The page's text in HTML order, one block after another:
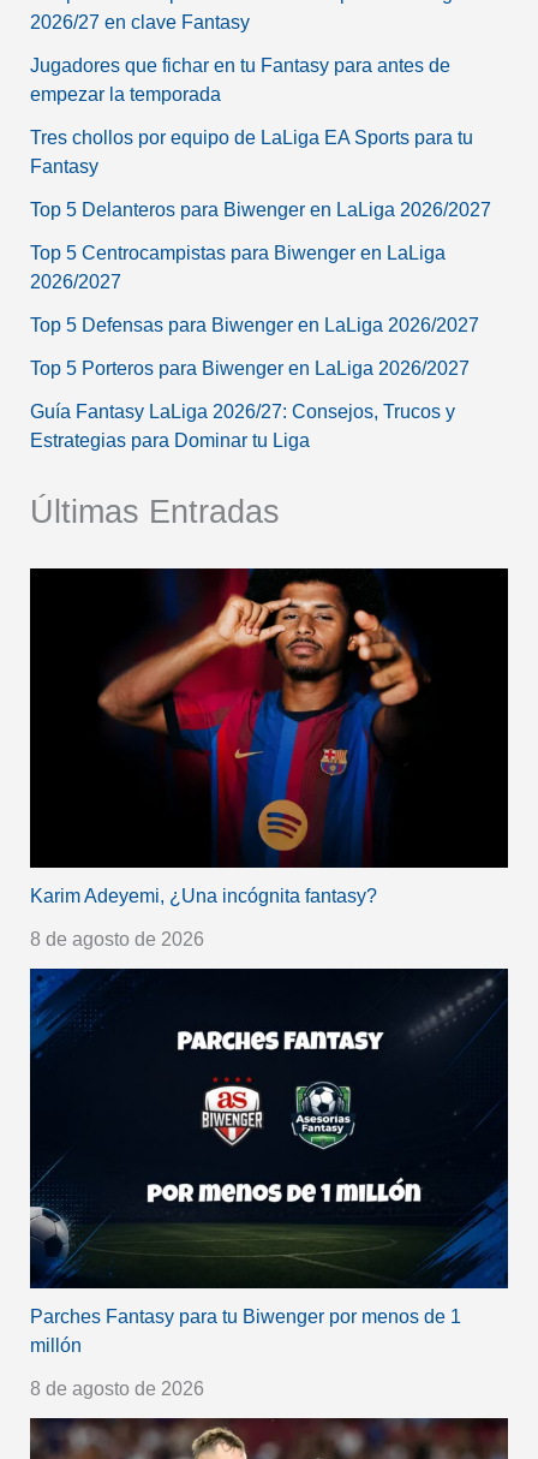
2026/27 en clave Fantasy
Jugadores que fichar en tu Fantasy para antes de
empezar la temporada
Tres chollos por equipo de LaLiga EA Sports para tu
Fantasy
Top 5 Delanteros para Biwenger en LaLiga 2026/2027
Top 5 Centrocampistas para Biwenger en LaLiga
2026/2027
Top 5 Defensas para Biwenger en LaLiga 2026/2027
Top 5 Porteros para Biwenger en LaLiga 2026/2027
Guía Fantasy LaLiga 2026/27: Consejos, Trucos y
Estrategias para Dominar tu Liga
Últimas Entradas
Karim Adeyemi, ¿Una incógnita fantasy?
8 de agosto de 2026
Parches Fantasy para tu Biwenger por menos de 1
millón
8 de agosto de 2026